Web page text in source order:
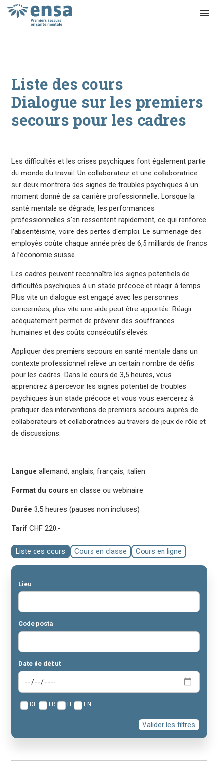
menu
Liste des cours
Dialogue sur les premiers
secours pour les cadres
Les difficultés et les crises psychiques font également partie
du monde du travail. Un collaborateur et une collaboratrice
sur deux montrera des signes de troubles psychiques à un
moment donné de sa carrière professionnelle. Lorsque la
santé mentale se dégrade, les performances
professionnelles s'en ressentent rapidement, ce qui renforce
l'absentéisme, voire des pertes d'emploi. Le surmenage des
employés coûte chaque année près de 6,5 milliards de francs
à l’économie suisse.
Les cadres peuvent reconnaître les signes potentiels de
difficultés psychiques à un stade précoce et réagir à temps.
Plus vite un dialogue est engagé avec les personnes
concernées, plus vite une aide peut être apportée. Réagir
adéquatement permet de prévenir des souffrances
humaines et des coûts consécutifs élevés.
Appliquer des premiers secours en santé mentale dans un
contexte professionnel relève un certain nombre de défis
pour les cadres. Dans le cours de 3,5 heures, vous
apprendrez à percevoir les signes potentiel de troubles
psychiques à un stade précoce et vous vous exercerez à
pratiquer des interventions de premiers secours auprès de
collaborateurs et collaboratrices au travers de jeux de rôle et
de discussions.
Langue allemand, anglais, français, italien
Format du coursen classe ou webinaire
Durée 3,5 heures (pauses non incluses)
Tarif CHF 220.-
Liste des cours Cours en classe Cours en ligne
Lieu
Code postal
Date de début
DE FR IT EN
Valider les filtres